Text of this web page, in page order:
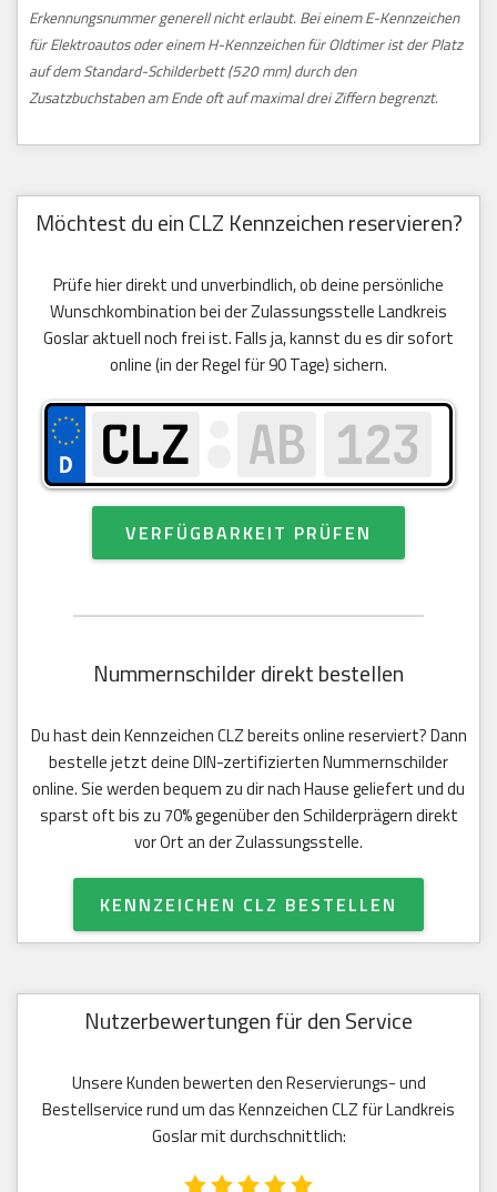
Erkennungsnummer generell nicht erlaubt. Bei einem E-Kennzeichen
für Elektroautos oder einem H-Kennzeichen für Oldtimer ist der Platz
auf dem Standard-Schilderbett (520 mm) durch den
Zusatzbuchstaben am Ende oft auf maximal drei Ziffern begrenzt.
Möchtest du ein CLZ Kennzeichen reservieren?
Prüfe hier direkt und unverbindlich, ob deine persönliche
Wunschkombination bei der Zulassungsstelle Landkreis
Goslar aktuell noch frei ist. Falls ja, kannst du es dir sofort
online (in der Regel für 90 Tage) sichern.
VERFÜGBARKEIT PRÜFEN
Nummernschilder direkt bestellen
Du hast dein Kennzeichen CLZ bereits online reserviert? Dann
bestelle jetzt deine DIN-zertifizierten Nummernschilder
online. Sie werden bequem zu dir nach Hause geliefert und du
sparst oft bis zu 70% gegenüber den Schilderprägern direkt
vor Ort an der Zulassungsstelle.
KENNZEICHEN CLZ BESTELLEN
Nutzerbewertungen für den Service
Unsere Kunden bewerten den Reservierungs- und
Bestellservice rund um das Kennzeichen CLZ für Landkreis
Goslar mit durchschnittlich: